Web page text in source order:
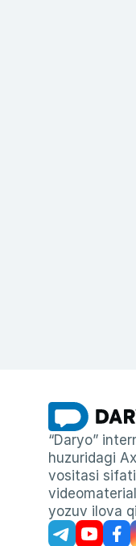
“Daryo”
huzuridagi
vositasi
yozuv ilova